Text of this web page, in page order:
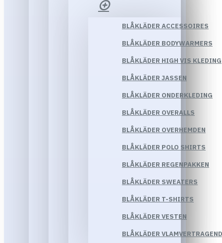
BLÅKLÄDER ACCESSOIRES
BLÅKLÄDER BODYWARMERS
BLÅKLÄDER HIGH VIS KLEDING
BLÅKLÄDER JASSEN
BLÅKLÄDER ONDERKLEDING
BLÅKLÄDER OVERALLS
BLÅKLÄDER OVERHEMDEN
BLÅKLÄDER POLO SHIRTS
BLÅKLÄDER REGENPAKKEN
BLÅKLÄDER SWEATERS
BLÅKLÄDER T-SHIRTS
BLÅKLÄDER VESTEN
BLÅKLÄDER